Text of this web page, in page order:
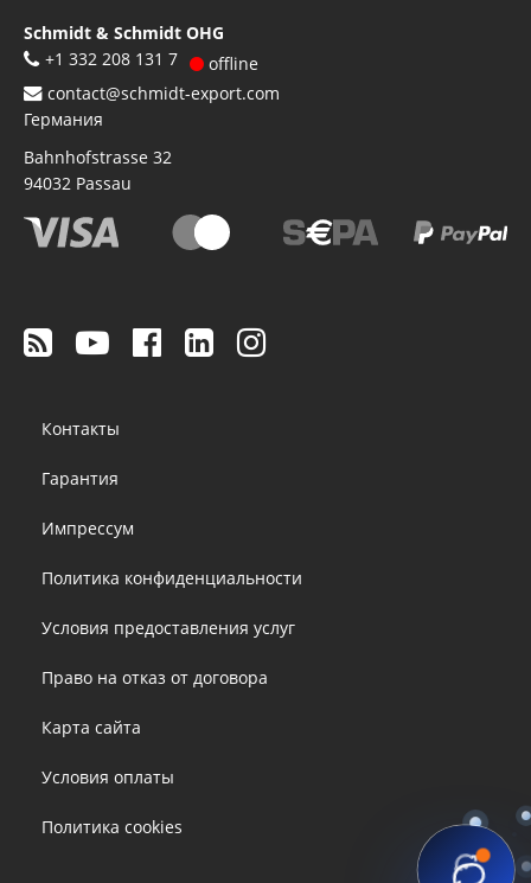
Schmidt & Schmidt OHG
+1 332 208 131 7
offline
contact@schmidt-export.com
Германия
Bahnhofstrasse 32
94032 Passau
menu
Контакты
Гарантия
Импрессум
Политика конфиденциальности
Условия предоставления услуг
Право на отказ от договора
Карта сайта
Условия оплаты
Политика cookies